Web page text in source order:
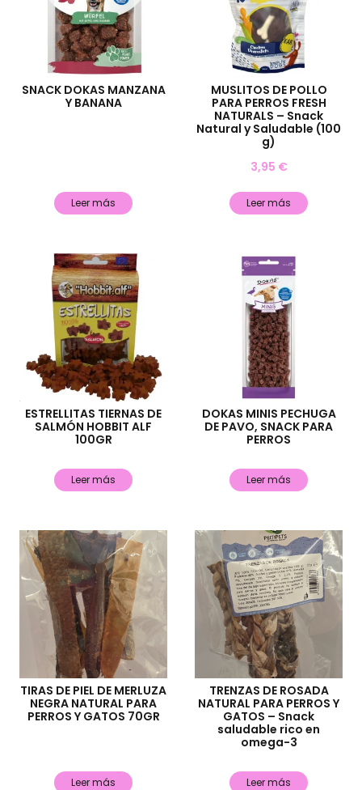
SNACK DOKAS MANZANA
Y BANANA
Leer más
MUSLITOS DE POLLO
PARA PERROS FRESH
NATURALS – Snack
Natural y Saludable (100
g)
3,95 €
Leer más
ESTRELLITAS TIERNAS DE
SALMÓN HOBBIT ALF
100GR
Leer más
DOKAS MINIS PECHUGA
DE PAVO, SNACK PARA
PERROS
Leer más
TIRAS DE PIEL DE MERLUZA
NEGRA NATURAL PARA
PERROS Y GATOS 70GR
Leer más
TRENZAS DE ROSADA
NATURAL PARA PERROS Y
GATOS – Snack
saludable rico en
omega-3
Leer más